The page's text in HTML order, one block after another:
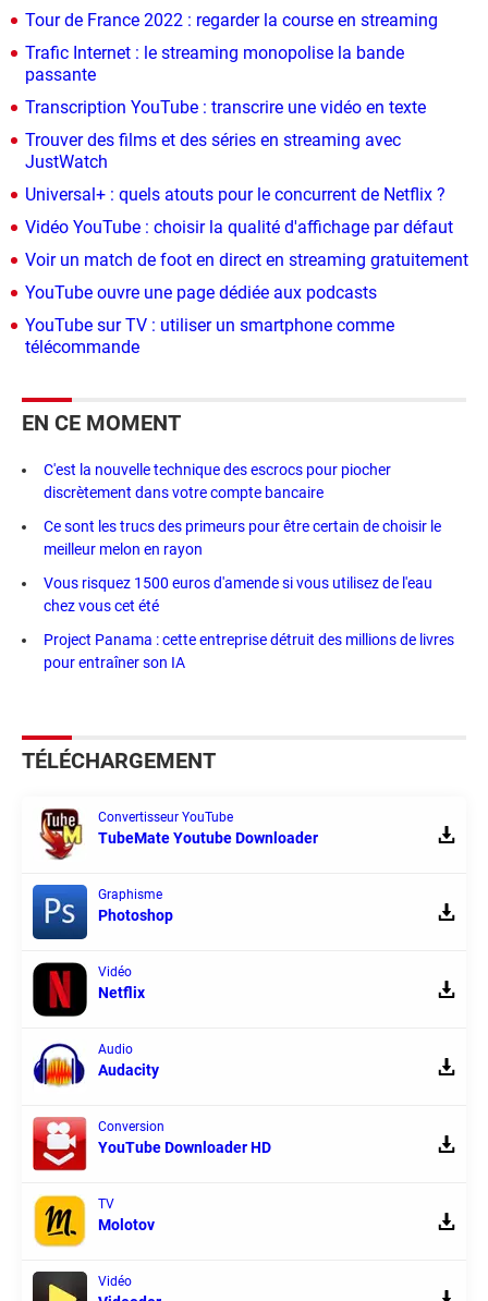
Tour de France 2022 : regarder la course en streaming
Trafic Internet : le streaming monopolise la bande
passante
Transcription YouTube : transcrire une vidéo en texte
Trouver des films et des séries en streaming avec
JustWatch
Universal+ : quels atouts pour le concurrent de Netflix ?
Vidéo YouTube : choisir la qualité d'affichage par défaut
Voir un match de foot en direct en streaming gratuitement
YouTube ouvre une page dédiée aux podcasts
YouTube sur TV : utiliser un smartphone comme
télécommande
EN CE MOMENT
C'est la nouvelle technique des escrocs pour piocher
discrètement dans votre compte bancaire
Ce sont les trucs des primeurs pour être certain de choisir le
meilleur melon en rayon
Vous risquez 1500 euros d'amende si vous utilisez de l'eau
chez vous cet été
Project Panama : cette entreprise détruit des millions de livres
pour entraîner son IA
TÉLÉCHARGEMENT
Convertisseur YouTube
TubeMate Youtube Downloader
Graphisme
Photoshop
Vidéo
Netflix
Audio
Audacity
Conversion
YouTube Downloader HD
TV
Molotov
Vidéo